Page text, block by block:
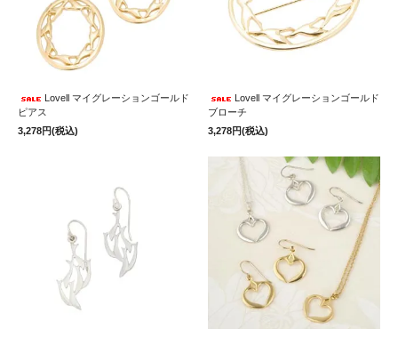
Lovell マイグレーションゴールド
ピアス
3,278円(税込)
Lovell マイグレーションゴールド
ブローチ
3,278円(税込)